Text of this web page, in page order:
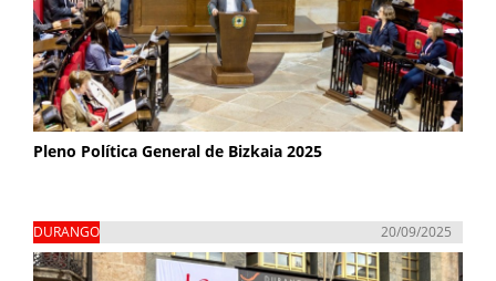
Pleno Política General de Bizkaia 2025
DURANGO 20/09/2025